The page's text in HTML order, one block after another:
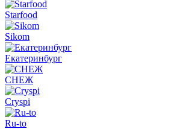
Starfood
Sikom
Екатеринбург
СНЕЖ
Cryspi
Ru-to